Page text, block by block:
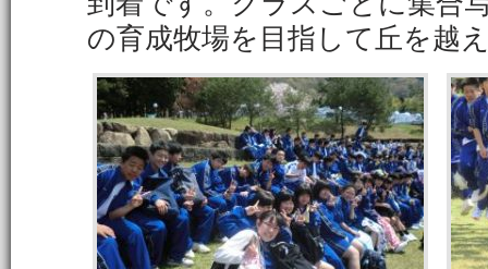
の育成牧場を目指して丘を越